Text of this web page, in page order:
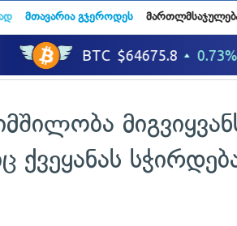
მთავარია გჯეროდეს
ქვეყანას